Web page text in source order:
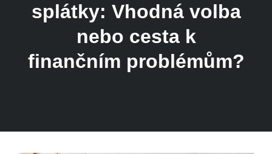
splátky: Vhodná volba
nebo cesta k
finančním problémům?